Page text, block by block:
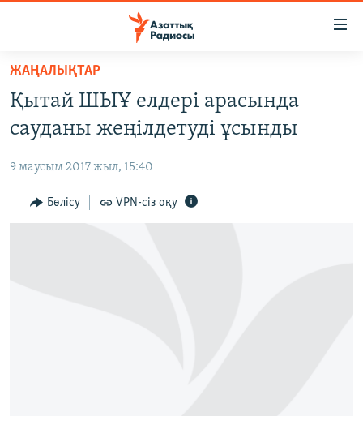
Skip
main
content
to
Navigation
Skip
САЯСАТ
AZATTYQTV
ҚАҢТАР ОҚИҒАСЫ
АДАМ ҚҰҚЫҚТАРЫ
ЖАҢАЛЫҚТАР
Қытай ШЫҰ елдері арасында
сауданы жеңілдетуді ұсынды
9 маусым 2017 жыл, 15:40
Бөлісу VPN-сіз оқу